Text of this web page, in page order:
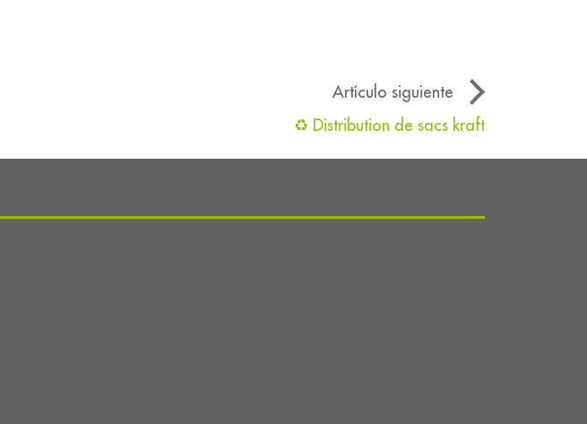
Artículo siguiente
♻️ Distribution de sacs kraft